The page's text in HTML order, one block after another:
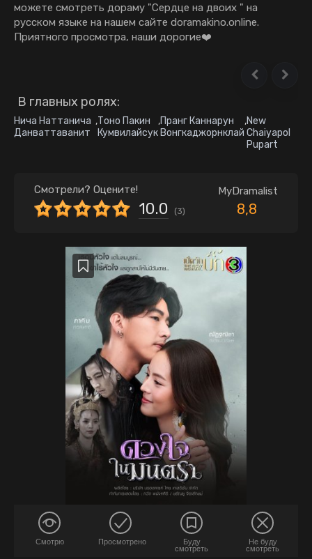
можете смотреть дораму "Сердце на двоих " на
русском языке на нашем сайте doramakino.online.
Приятного просмотра, наши дорогие❤️
В главных ролях:
Нича Наттанича
Данваттаванит
,Тоно Пакин
Кумвилайсук
,Пранг Каннарун
Вонгкаджорнклай
,New
Chaiyapol
Pupart
Смотрели? Оцените!
10.0 (3)
MyDramalist
8,8
Смотрю Просмотрено
Буду
смотреть
Не буду
смотреть